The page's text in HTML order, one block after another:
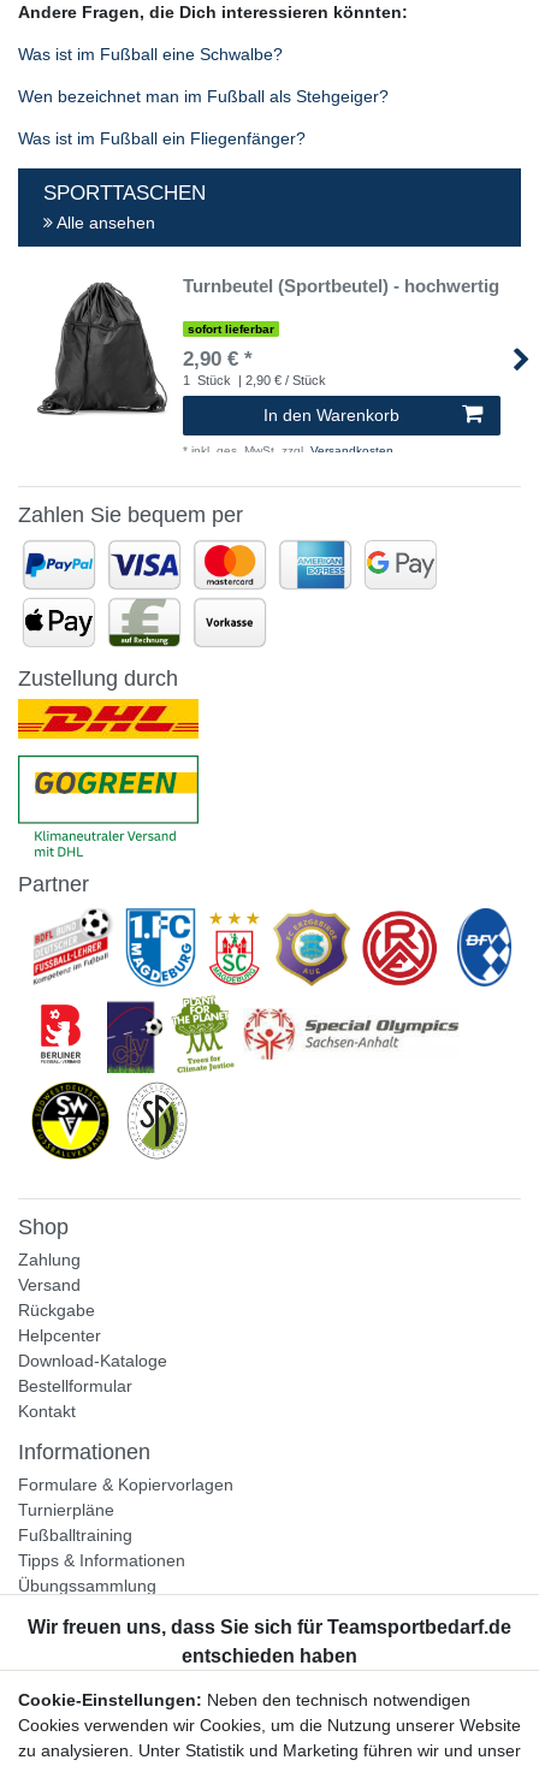
Andere Fragen, die Dich interessieren könnten:
Was ist im Fußball eine Schwalbe?
Wen bezeichnet man im Fußball als Stehgeiger?
Was ist im Fußball ein Fliegenfänger?
SPORTTASCHEN
Alle ansehen
Turnbeutel (Sportbeutel) - hochwertig
sofort lieferbar
2,90 € *
1 Stück | 2,90 € / Stück
In den Warenkorb
* inkl. ges. MwSt. zzgl. Versandkosten
Zahlen Sie bequem per
Zustellung durch
Partner
Shop
Zahlung
Versand
Rückgabe
Helpcenter
Download-Kataloge
Bestellformular
Kontakt
Informationen
Formulare & Kopiervorlagen
Turnierpläne
Fußballtraining
Tipps & Informationen
Übungssammlung
Unternehmen
Widerrufsrecht
Bestellung widerrufen
Cookie-Einstellungen: Neben den technisch notwendigen
Cookies verwenden wir Cookies, um die Nutzung unserer Website
zu analysieren. Unter Statistik und Marketing führen wir und unser